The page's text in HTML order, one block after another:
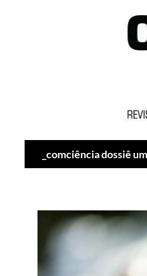
_comciência dossiê